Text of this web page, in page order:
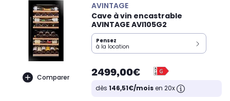
Comparer
AVINTAGE
Cave à vin encastrable
AVINTAGE AVI105G2
Pensez
à la location
2499,00€
dès 146,51€/moisen 20x